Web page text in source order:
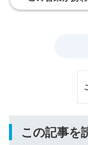
この記事を